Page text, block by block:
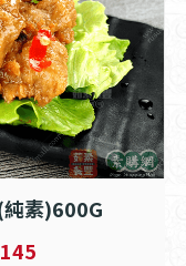
素)600G
145